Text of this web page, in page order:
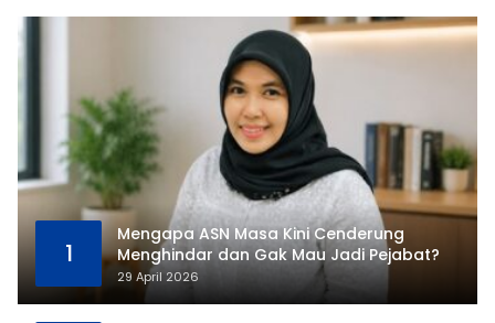
1
Mengapa ASN Masa Kini Cenderung
Menghindar dan Gak Mau Jadi Pejabat?
29 April 2026